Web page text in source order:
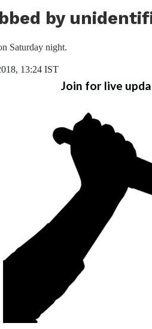
by
Saturday night.
13:24 IST
Join for live